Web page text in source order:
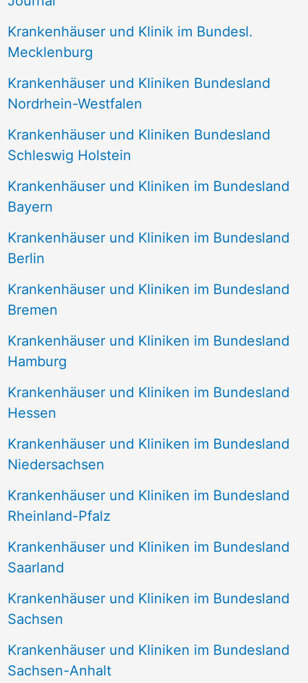
c
:
Krankenhäuser und Klinik im Bundesl.
Mecklenburg
Krankenhäuser und Kliniken Bundesland
Nordrhein-Westfalen
Krankenhäuser und Kliniken Bundesland
Schleswig Holstein
Krankenhäuser und Kliniken im Bundesland
Bayern
Krankenhäuser und Kliniken im Bundesland
Berlin
Krankenhäuser und Kliniken im Bundesland
Bremen
Krankenhäuser und Kliniken im Bundesland
Hamburg
Krankenhäuser und Kliniken im Bundesland
Hessen
Krankenhäuser und Kliniken im Bundesland
Niedersachsen
Krankenhäuser und Kliniken im Bundesland
Rheinland-Pfalz
Krankenhäuser und Kliniken im Bundesland
Saarland
Krankenhäuser und Kliniken im Bundesland
Sachsen
Krankenhäuser und Kliniken im Bundesland
Sachsen-Anhalt